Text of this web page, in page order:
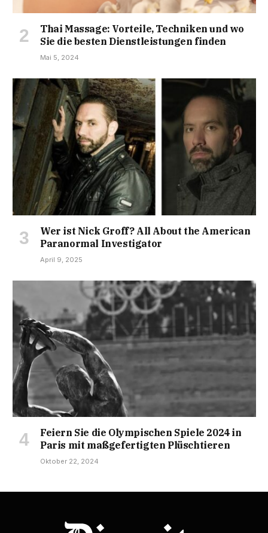
Thai Massage: Vorteile, Techniken und wo
Sie die besten Dienstleistungen finden
Mai 5, 2024
Wer ist Nick Groff? All About the American
Paranormal Investigator
April 9, 2025
Feiern Sie die Olympischen Spiele 2024 in
Paris mit maßgefertigten Plüschtieren
Oktober 22, 2024